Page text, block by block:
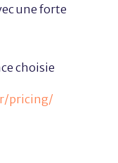
une forte
choisie
pricing/